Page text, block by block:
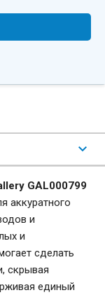
GAL000799
аккуратного
и
и
сделать
скрывая
единый